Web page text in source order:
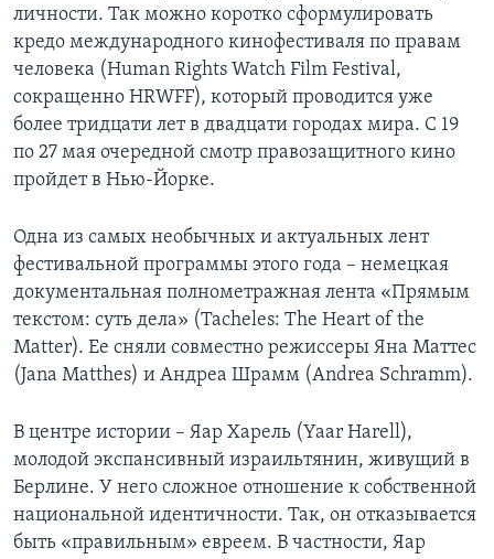
личности. Так можно коротко сформулировать
кредо международного кинофестиваля по правам
человека (Human Rights Watch Film Festival,
сокращенно HRWFF), который проводится уже
более тридцати лет в двадцати городах мира. С 19
по 27 мая очередной смотр правозащитного кино
пройдет в Нью-Йорке.
Одна из самых необычных и актуальных лент
фестивальной программы этого года – немецкая
документальная полнометражная лента «Прямым
текстом: суть дела» (Tacheles: The Heart of the
Matter). Ее сняли совместно режиссеры Яна Маттес
(Jana Matthes) и Андреа Шрамм (Andrea Schramm).
В центре истории – Яар Харель (Yaar Harell),
молодой экспансивный израильтянин, живущий в
Берлине. У него сложное отношение к собственной
национальной идентичности. Так, он отказывается
быть «правильным» евреем. В частности, Яар